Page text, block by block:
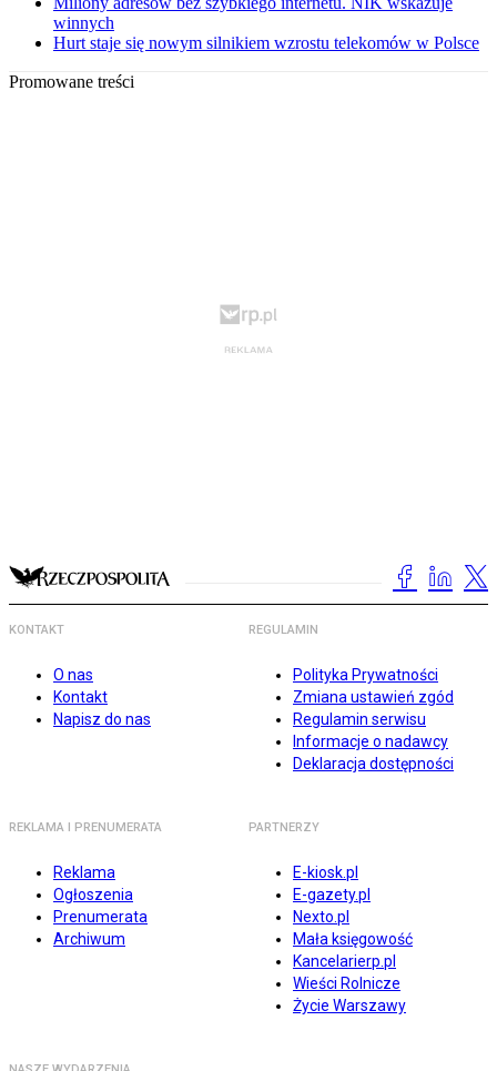
winnych
Hurt staje się nowym silnikiem wzrostu telekomów w Polsce
Promowane treści
KONTAKT
O nas
Kontakt
Napisz do nas
REGULAMIN
Polityka Prywatności
Zmiana ustawień zgód
Regulamin serwisu
Informacje o nadawcy
Deklaracja dostępności
REKLAMA I PRENUMERATA
Reklama
Ogłoszenia
Prenumerata
Archiwum
PARTNERZY
E-kiosk.pl
E-gazety.pl
Nexto.pl
Mała księgowość
Kancelarierp.pl
Wieści Rolnicze
Życie Warszawy